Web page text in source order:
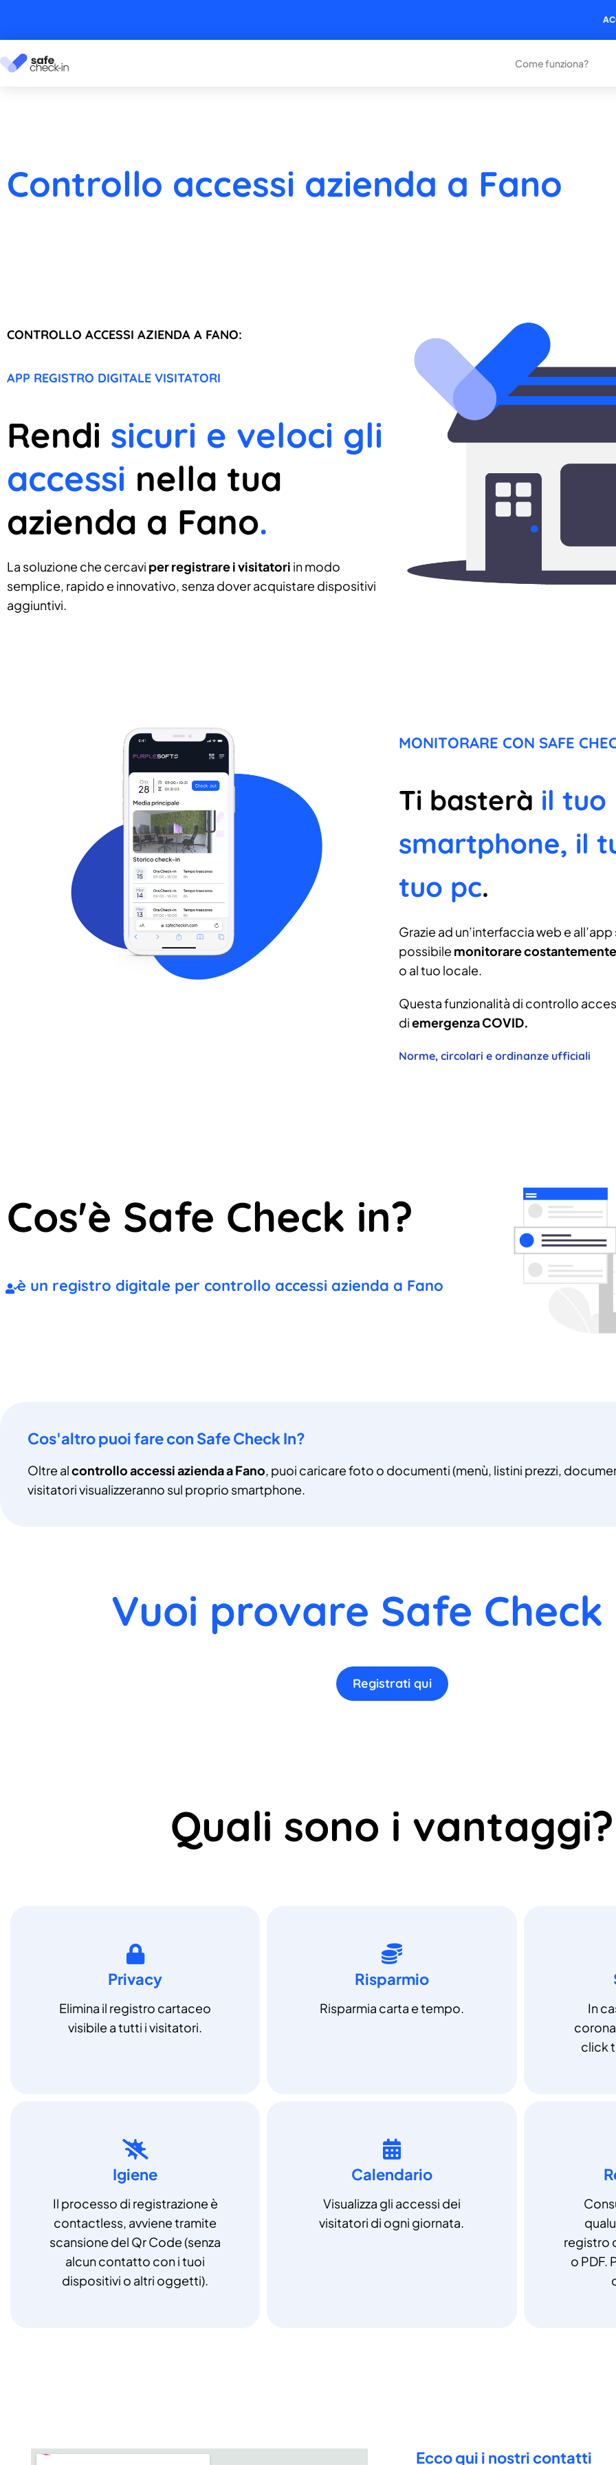
Come funziona?
Controllo accessi azienda a Fano
CONTROLLO ACCESSI AZIENDA A FANO:
APP REGISTRO DIGITALE VISITATORI
Rendi sicuri e veloci gli
accessi nella tua
azienda a Fano.
La soluzione che cercavi per registrare i visitatori in modo
semplice, rapido e innovativo, senza dover acquistare dispositivi
aggiuntivi.
MONITORARE CON SAFE
Ti basterà il tuo
smartphone, il
tuo pc.
Grazie ad un’interfaccia web e
possibile monitorare
o al tuo locale.
Questa funzionalità di controllo
diemergenza COVID.
Norme, circolari e ordinanze ufficiali
Cos'è Safe Check in?
è un registro digitale per controllo accessi azienda a Fano
Cos'altro puoi fare con Safe Check In?
Oltre alcontrollo accessi azienda a Fano, puoi caricare foto o documenti (menù, listini prezzi,
visitatori visualizzeranno sul proprio smartphone.
Vuoi provare Safe Check
Registrati qui
Quali sono i vantaggi?
Privacy
Elimina il registro cartaceo
visibile a tutti i visitatori.
Risparmio
Risparmia carta e tempo.
In
click
Igiene
Il processo di registrazione è
contactless, avviene tramite
scansione del Qr Code (senza
alcun contatto con i tuoi
dispositivi o altri oggetti).
Calendario
Visualizza gli accessi dei
visitatori di ogni giornata.
registro
o PDF.
Ecco qui i nostri contatti